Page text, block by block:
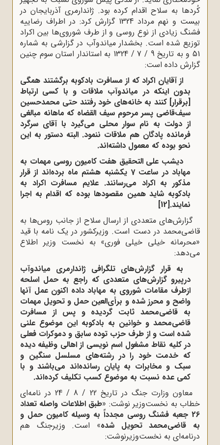
کُردها به سلاح اقدام کرده بود. ژاندارمری آذربایجان در
بیست و نهم مرداد 1324 گزارش کرد: در اطراف رضاییه
فشنگ زیادی از نوع روسی و از طرف شوروی‌ها بین اکراد
توزیع شده است. بخشدار میاندوآب در گزارشی به شماره
51 و به تاریخ 9 / 7 / 1324 به استاندار استان سوم چنین
گزارش داده است:
از آقایان اکراد که از مسافرت بادکوبه برگشتند همگی
بدون اینکه در میاندوآب ملاقات و با کسی ارتباط
[برقرار] کنند به خانه‌های خود رفتند حتی محمدحسین
سیف‌قاضی پسر مرحوم سیف القضاه که ماهانه مبالغی
از دولت به نام سوار محلی می‌گیرد با آقای سرگرد
فرمانده پادگان هم ملاقات ننمود. البته دستور به این
نحو بوده که معمول داشته‌اند.
دیشب علی التحقیق هفت کامیون روسی مهمات به
مهاباد در ساعت 7 یکشنبه هشتم ماه برده‌اند از قرار
مذکور به اکراد می‌رسانند. علایم مسافرت اکراد به
بادکوبه شاید همین مقصودها بوده که اقدام به اجرا
نمایند.[12]
گزارش‌های متعددی از ارسال سلاح از جانب روس‌ها به
قاضی‌محمد در دست است. وزیرکشور در یک نامه با قید
«محرمانه خیلی خیلی فوری» به نخست وزیر اطلاع
می‌دهد:
به قرار گزارش‌های تلگرافی ژاندارمری میاندوآب
درپیرو گزارش‌های متعددی که راجع به حمل اسلحه
ازطرف مقامات شوروی به مهاباد داده اکنون عمل آنها
واضح و محرز شده و برأی‌العین حمل و تحویل مهمات
به قاضی‌محمد ثابت گردیده و پس از مسافرت
قاضی‌محمد و خوانین به بادکوبه این موضوع علنی
شده است و از طرف حزب توده سابق و دموکرات فعلی
در کلیه نقاط مشغول اسم نویسی از اهالی وظیفه دیده
که خدمت خود را در رشته‌های مسلسل سنگین و
سبک و مخابرات به پایان رسانده‌اند می‌باشند و با
کمی عده نسبت به موضوع کسب تکلیف کرده‌اند.
معاون وزارت جنگ در تاریخ 22 / 8 / 24 در نامه‌ای
خطاب به نخست‌وزیر نوشت: «طبق اطلاعات واصله تعداد
26 جعبه فشنگ روسی مجدداً به وسیله کامیون حمل و
به قاضی‌محمد تحویل شده» است. وزیرجنگ هم
درنامه‌ای به نخست‌وزیرنوشت: